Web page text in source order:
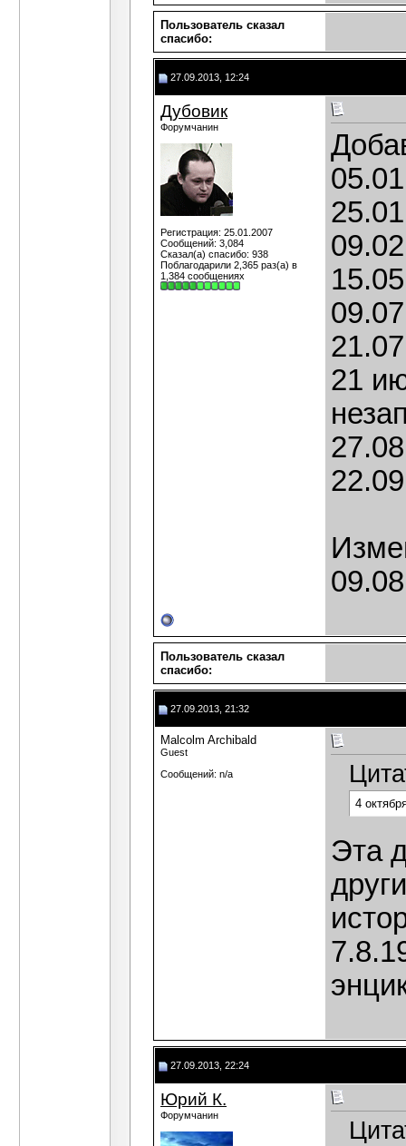
Пользователь сказал
cпасибо:
27.09.2013, 12:24
Дубовик
Форумчанин
Регистрация: 25.01.2007
Сообщений: 3,084
Сказал(а) спасибо: 938
Поблагодарили 2,365 раз(а) в
1,384 сообщениях
21
Пользователь сказал
cпасибо:
27.09.2013, 21:32
Malcolm Archibald
Guest
Сообщений: n/a
4
Эта
27.09.2013, 22:24
Юрий К.
Форумчанин